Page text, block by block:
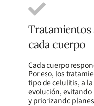
Tratamientos
cada cuerpo
Cada cuerpo
Por eso, los
tipo de celulitis, a la
evolución,
y priorizando